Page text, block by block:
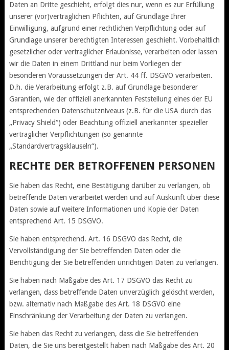
Daten an Dritte geschieht, erfolgt dies nur, wenn es zur Erfüllung
unserer (vor)vertraglichen Pflichten, auf Grundlage Ihrer
Einwilligung, aufgrund einer rechtlichen Verpflichtung oder auf
Grundlage unserer berechtigten Interessen geschieht. Vorbehaltlich
gesetzlicher oder vertraglicher Erlaubnisse, verarbeiten oder lassen
wir die Daten in einem Drittland nur beim Vorliegen der
besonderen Voraussetzungen der Art. 44 ff. DSGVO verarbeiten.
D.h. die Verarbeitung erfolgt z.B. auf Grundlage besonderer
Garantien, wie der offiziell anerkannten Feststellung eines der EU
entsprechenden Datenschutzniveaus (z.B. für die USA durch das
„Privacy Shield“) oder Beachtung offiziell anerkannter spezieller
vertraglicher Verpflichtungen (so genannte
„Standardvertragsklauseln“).
RECHTE DER BETROFFENEN PERSONEN
Sie haben das Recht, eine Bestätigung darüber zu verlangen, ob
betreffende Daten verarbeitet werden und auf Auskunft über diese
Daten sowie auf weitere Informationen und Kopie der Daten
entsprechend Art. 15 DSGVO.
Sie haben entsprechend. Art. 16 DSGVO das Recht, die
Vervollständigung der Sie betreffenden Daten oder die
Berichtigung der Sie betreffenden unrichtigen Daten zu verlangen.
Sie haben nach Maßgabe des Art. 17 DSGVO das Recht zu
verlangen, dass betreffende Daten unverzüglich gelöscht werden,
bzw. alternativ nach Maßgabe des Art. 18 DSGVO eine
Einschränkung der Verarbeitung der Daten zu verlangen.
Sie haben das Recht zu verlangen, dass die Sie betreffenden
Daten, die Sie uns bereitgestellt haben nach Maßgabe des Art. 20